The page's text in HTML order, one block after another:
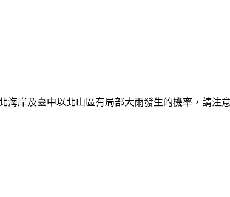
岸及臺中以北山區有局部大雨發生的機率，請注